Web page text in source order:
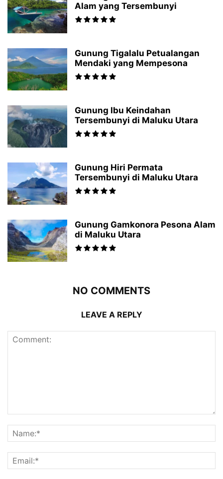
Alam yang Tersembunyi
Gunung Tigalalu Petualangan
Mendaki yang Mempesona
Gunung Ibu Keindahan
Tersembunyi di Maluku Utara
Gunung Hiri Permata
Tersembunyi di Maluku Utara
Gunung Gamkonora Pesona Alam
di Maluku Utara
NO COMMENTS
LEAVE A REPLY